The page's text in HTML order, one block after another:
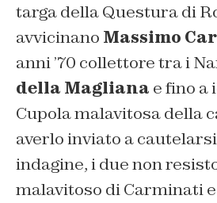
targa della Questura di
avvicinano Massimo
anni ’70 collettore tra i
della Magliana e fino a
Cupola malavitosa della
averlo inviato a
indagine, i due non
malavitoso di Carminati